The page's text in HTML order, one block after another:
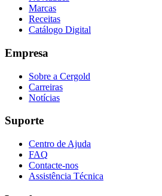
Marcas
Receitas
Catálogo Digital
Empresa
Sobre a Cergold
Carreiras
Notícias
Suporte
Centro de Ajuda
FAQ
Contacte-nos
Assistência Técnica